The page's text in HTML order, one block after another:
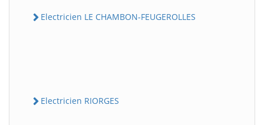
Electricien LE CHAMBON-FEUGEROLLES
Electricien RIORGES